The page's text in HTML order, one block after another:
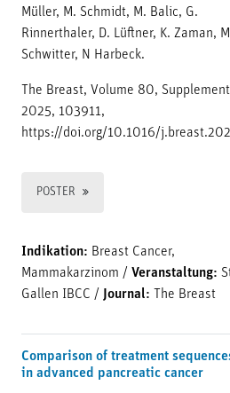
Müller, M. Schmidt, M. Balic, G.
Rinnerthaler, D. Lüftner, K. Zaman,
Schwitter, N Harbeck.
The Breast, Volume 80,
2025, 103911,
https://doi.org/10.1016/
POSTER
Indikation: Breast Cancer,
Mammakarzinom / Veranstaltung:
Gallen IBCC / Journal: The Breast
Comparison of treatment
in advanced pancreatic cancer